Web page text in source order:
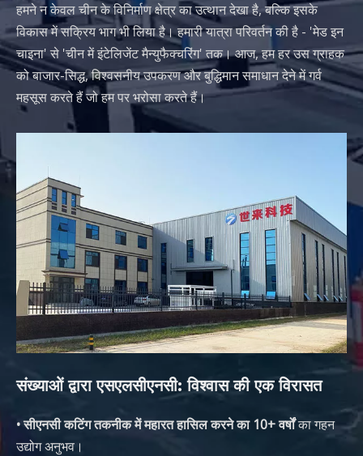
हमने न केवल चीन के विनिर्माण क्षेत्र का उत्थान देखा है, बल्कि इसके
विकास में सक्रिय भाग भी लिया है। हमारी यात्रा परिवर्तन की है - 'मेड इन
चाइना' से 'चीन में इंटेलिजेंट मैन्युफैक्चरिंग' तक। आज, हम हर उस ग्राहक
को बाजार-सिद्ध, विश्वसनीय उपकरण और बुद्धिमान समाधान देने में गर्व
महसूस करते हैं जो हम पर भरोसा करते हैं।
संख्याओं द्वारा एसएलसीएनसी: विश्वास की एक विरासत
• सीएनसी कटिंग तकनीक में महारत हासिल करने का 10+ वर्षोंका गहन
उद्योग अनुभव।